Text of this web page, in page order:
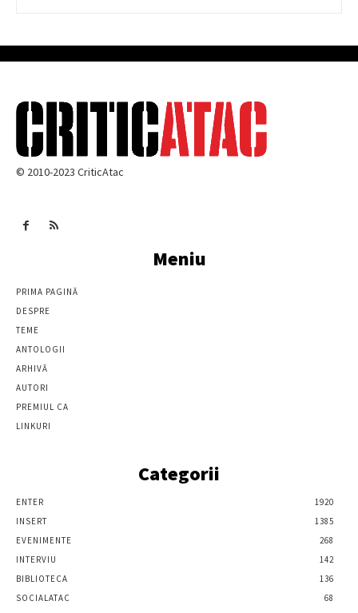
© 2010-2023 CriticAtac
Meniu
PRIMA PAGINĂ
DESPRE
TEME
ANTOLOGII
ARHIVĂ
AUTORI
PREMIUL CA
LINKURI
Categorii
ENTER
1920
INSERT
1385
EVENIMENTE
268
INTERVIU
142
BIBLIOTECA
136
SOCIALATAC
68